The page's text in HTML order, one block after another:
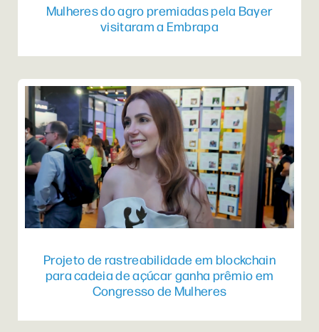
Mulheres do agro premiadas pela Bayer
visitaram a Embrapa
Projeto de rastreabilidade em blockchain
para cadeia de açúcar ganha prêmio em
Congresso de Mulheres